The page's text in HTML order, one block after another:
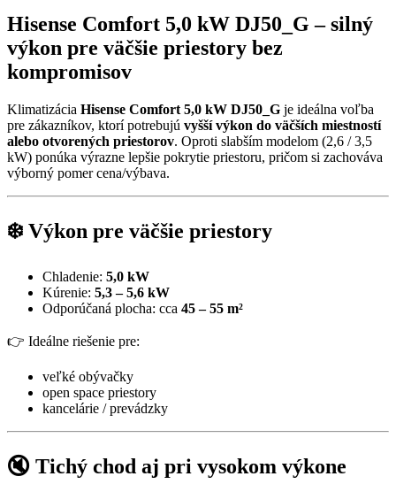
Hisense Comfort 5,0 kW DJ50_G – silný
výkon pre väčšie priestory bez
kompromisov
Klimatizácia Hisense Comfort 5,0 kW DJ50_G je ideálna voľba
pre zákazníkov, ktorí potrebujú vyšší výkon do väčších miestností
alebo otvorených priestorov. Oproti slabším modelom (2,6 / 3,5
kW) ponúka výrazne lepšie pokrytie priestoru, pričom si zachováva
výborný pomer cena/výbava.
❄️ Výkon pre väčšie priestory
Chladenie: 5,0 kW
Kúrenie: 5,3 – 5,6 kW
Odporúčaná plocha: cca 45 – 55 m²
👉 Ideálne riešenie pre:
veľké obývačky
open space priestory
kancelárie / prevádzky
🔇 Tichý chod aj pri vysokom výkone